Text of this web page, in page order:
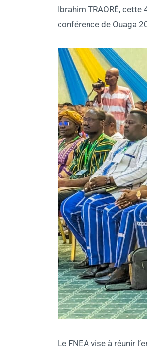
Ibrahim TRAORÉ,
conférence de Ouaga
Le FNEA vise à réunir